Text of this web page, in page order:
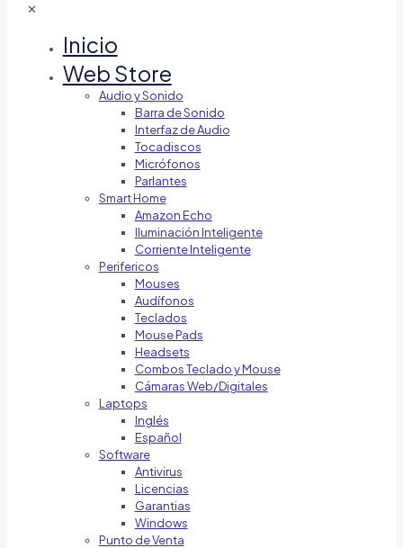
✕
Inicio
Web Store
Audio y Sonido
Barra de Sonido
Interfaz de Audio
Tocadiscos
Micrófonos
Parlantes
Smart Home
Amazon Echo
Iluminación Inteligente
Corriente Inteligente
Perifericos
Mouses
Audífonos
Teclados
Mouse Pads
Headsets
Combos Teclado y Mouse
Cámaras Web/Digitales
Laptops
Inglés
Español
Software
Antivirus
Licencias
Garantias
Windows
Punto de Venta